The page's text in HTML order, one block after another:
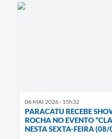
06 MAI 2026 - 15h32
PARACATU RECEBE
ROCHA NO EVENTO
NESTA SEXTA-FEIRA (08/